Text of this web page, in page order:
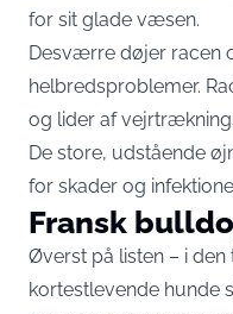
for sit glade væsen.
Desværre døjer racen
helbredsproblemer.
og lider af
De store, udstående
for skader og
Fransk
Øverst på listen – i
kortestlevende hunde